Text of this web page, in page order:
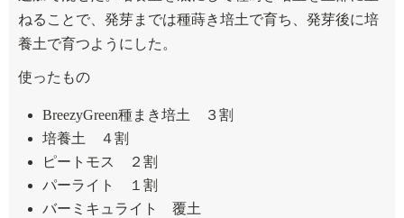
ねることで、発芽までは種蒔き培土で育ち、発芽後に培
養土で育つようにした。
使ったもの
BreezyGreen種まき培土 ３割
培養土 ４割
ピートモス ２割
パーライト １割
バーミキュライト 覆土